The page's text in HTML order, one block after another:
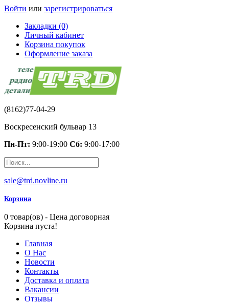
Войти или зарегистрироваться
Закладки (0)
Личный кабинет
Корзина покупок
Оформление заказа
(8162)77-04-29
Воскресенский бульвар 13
Пн-Пт: 9:00-19:00 Сб: 9:00-17:00
sale@trd.novline.ru
Корзина
0 товар(ов) - Цена договорная
Корзина пуста!
Главная
О Нас
Новости
Контакты
Доставка и оплата
Вакансии
Отзывы